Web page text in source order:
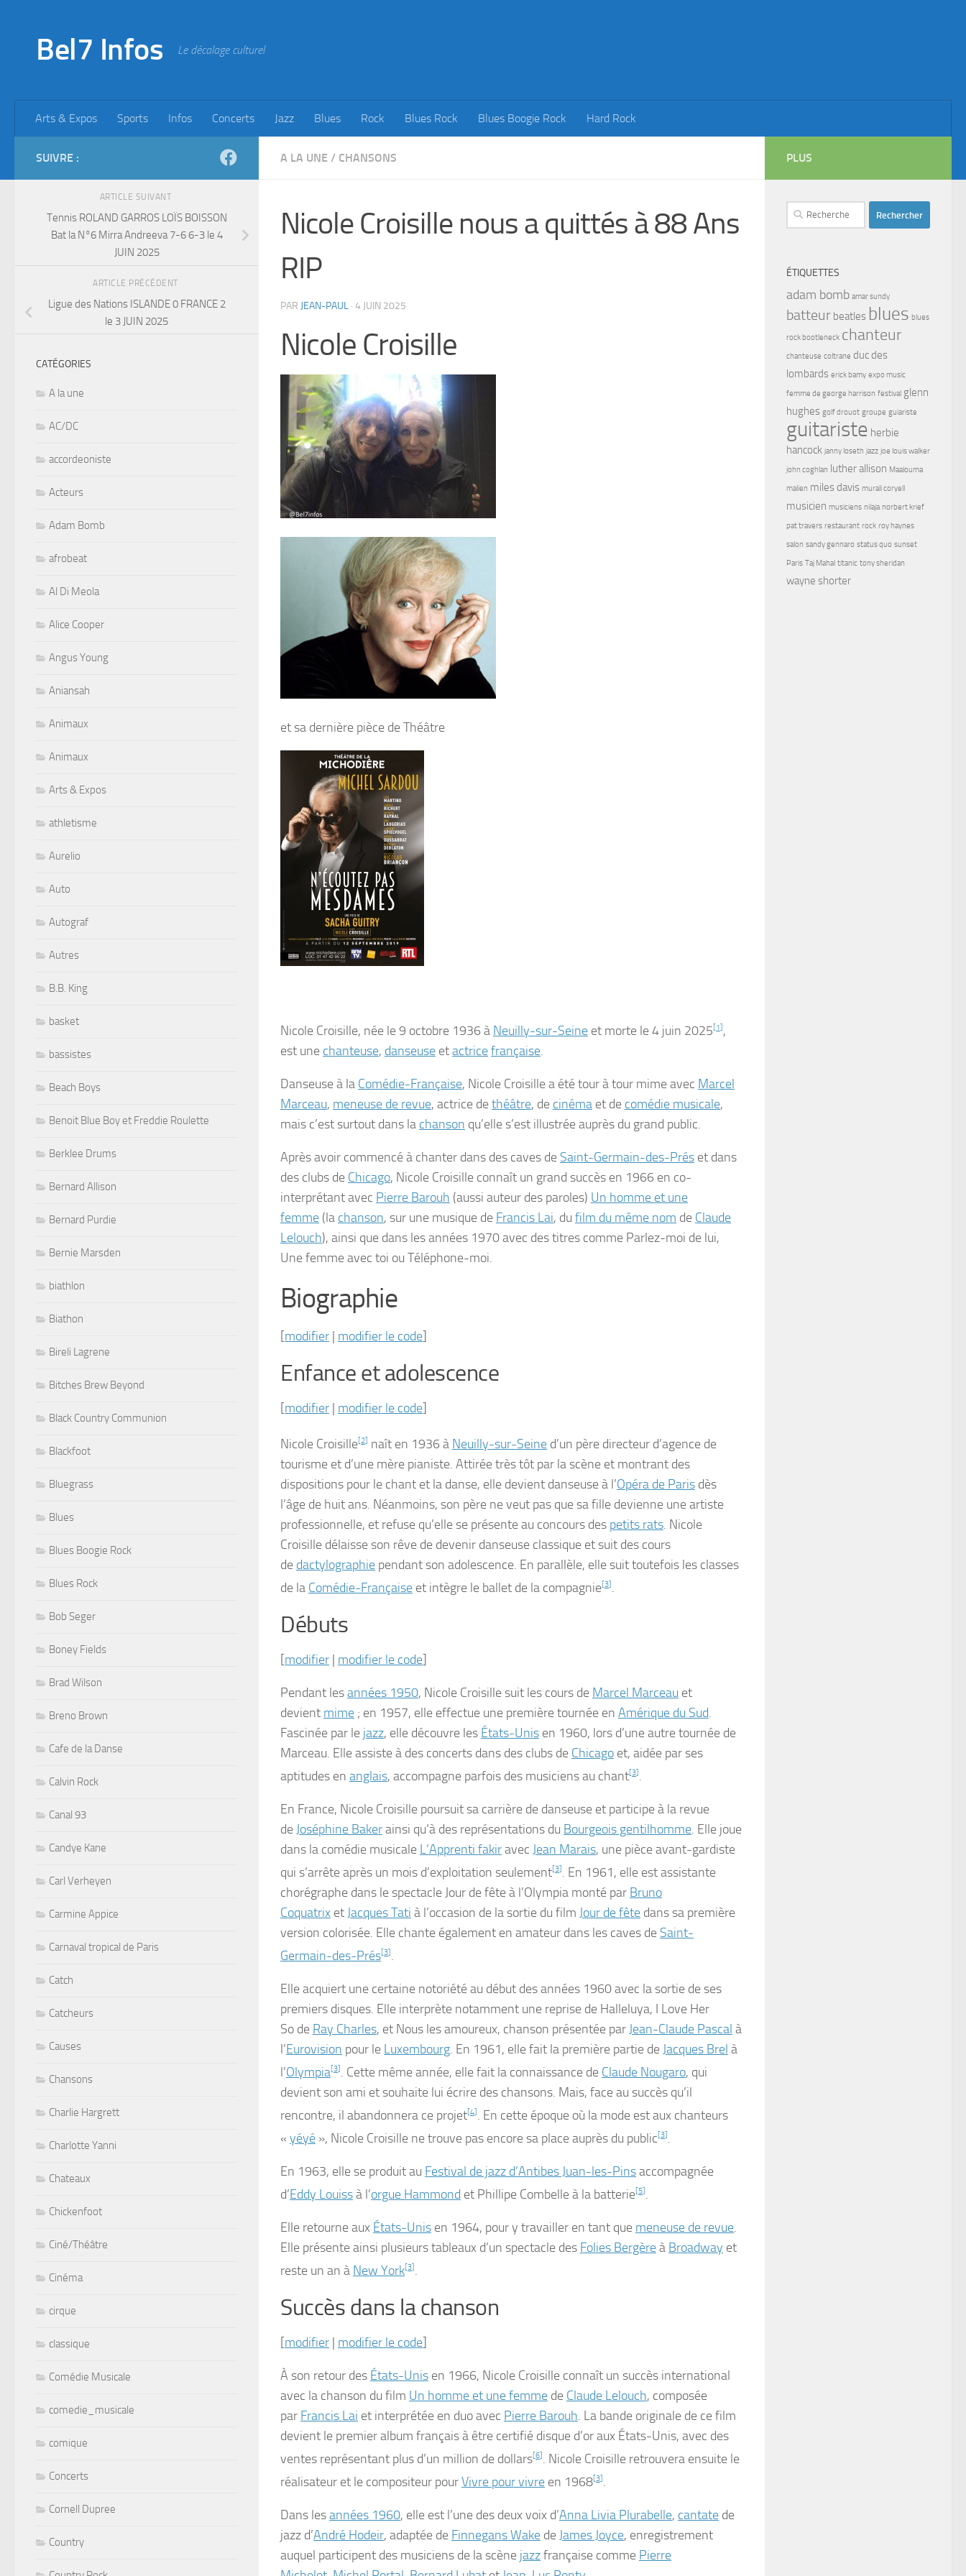
Bel7 Infos Le décalage culturel
Arts & Expos Sports Infos Concerts Jazz Blues Rock Blues Rock Blues Boogie Rock Hard Rock
A LA UNE / CHANSONS
Nicole Croisille nous a quittés à 88 Ans
RIP
PAR JEAN-PAUL · 4 JUIN 2025
Nicole Croisille
et sa dernière pièce de Théâtre
Nicole Croisille, née le9 octobre 1936à Neuilly-sur-Seine et morte le4 juin 2025[1] ,
est une chanteuse, danseuse etactricefrançaise.
Danseuse à la Comédie-Française, Nicole Croisille a été tour à tour mime avec Marcel
Marceau, meneuse de revue, actrice dethéâtre, de cinéma et de comédie musicale,
mais c’est surtout dans la chanson qu’elle s’est illustrée auprès du grand public.
Après avoir commencé à chanter dans des caves de Saint-Germain-des-Prés et dans
des clubs de Chicago, Nicole Croisille connaît un grand succès en 1966 en co-
interprétant avec Pierre Barouh (aussi auteur des paroles) Un homme et une
femme (la chanson, sur une musique de Francis Lai, du film du même nom de Claude
Lelouch), ainsi que dans les années 1970 avec des titres comme Parlez-moi de lui,
Une femme avec toi ou Téléphone-moi.
Biographie
[modifier | modifier le code]
Enfance et adolescence
[modifier | modifier le code]
Nicole Croisille[2] naît en 1936à Neuilly-sur-Seine d’un père directeur d’agence de
tourisme et d’une mère pianiste. Attirée très tôt par la scène et montrant des
dispositions pour le chant et la danse, elle devient danseuse à l’Opéra de Paris dès
l’âge de huit ans. Néanmoins, son père ne veut pas que sa fille devienne une artiste
professionnelle, et refuse qu’elle se présente au concours des petits rats. Nicole
Croisille délaisse son rêve de devenir danseuse classique et suit des cours
de dactylographie pendant son adolescence. En parallèle, elle suit toutefois les classes
de la Comédie-Française et intègre le ballet de la compagnie[3] .
Débuts
[modifier | modifier le code]
Pendant lesannées 1950, Nicole Croisille suit les cours de Marcel Marceau et
devient mime ; en 1957, elle effectue une première tournée en Amérique du Sud.
Fascinée par le jazz, elle découvre les États-Unis en 1960, lors d’une autre tournée de
Marceau. Elle assiste à des concerts dans des clubs de Chicago et, aidée par ses
aptitudes en anglais, accompagne parfois des musiciens au chant[3] .
En France, Nicole Croisille poursuit sa carrière de danseuse et participe à la revue
de Joséphine Bakerainsi qu’à des représentations du Bourgeois gentilhomme. Elle joue
dans la comédie musicale L’Apprenti fakiravec Jean Marais, une pièce avant-gardiste
qui s’arrête après un mois d’exploitation seulement[3] . En 1961, elle est assistante
chorégraphe dans le spectacle Jour de fête à l’Olympia monté par Bruno
Coquatrix et Jacques Tati à l’occasion de la sortie du film Jour de fête dans sa première
version colorisée. Elle chante également en amateur dans les caves de Saint-
Germain-des-Prés[3] .
Elle acquiert une certaine notoriété au début des années 1960 avec la sortie de ses
premiers disques. Elle interprète notamment une reprise de Halleluya, I Love Her
So de Ray Charles, et Nous les amoureux, chanson présentée par Jean-Claude Pascal à
l’Eurovision pour le Luxembourg. En 1961, elle fait la première partie de Jacques Brel à
l’Olympia[3] . Cette même année, elle fait la connaissance de Claude Nougaro, qui
devient son ami et souhaite lui écrire des chansons. Mais, face au succès qu’il
rencontre, il abandonnera ce projet[4] . En cette époque où la mode est aux chanteurs
« yéyé », Nicole Croisille ne trouve pas encore sa place auprès du public[3] .
En 1963, elle se produit au Festival de jazz d’Antibes Juan-les-Pinsaccompagnée
d’Eddy Louissà l’orgue Hammond et Phillipe Combelle à la batterie[5] .
Elle retourne aux États-Unis en 1964, pour y travailler en tant que meneuse de revue.
Elle présente ainsi plusieurs tableaux d’un spectacle des Folies Bergèreà Broadway et
reste un an à New York[3] .
Succès dans la chanson
[modifier | modifier le code]
À son retour des États-Unis en 1966, Nicole Croisille connaît un succès international
avec la chanson du film Un homme et une femme de Claude Lelouch, composée
par Francis Lai et interprétée en duo avec Pierre Barouh. La bande originale de ce film
devient le premier album français à être certifié disque d’or aux États-Unis, avec des
ventes représentant plus d’un million de dollars[6] . Nicole Croisille retrouvera ensuite le
réalisateur et le compositeur pourVivre pour vivre en 1968[3] .
Dans lesannées 1960, elle est l’une des deux voix d’Anna Livia Plurabelle, cantate de
jazz d’André Hodeir, adaptée de Finnegans Wake de James Joyce, enregistrement
auquel participent des musiciens de la scène jazzfrançaise comme Pierre
SUIVRE :
ARTICLE SUIVANT
Tennis ROLAND GARROS LOÏS BOISSON
Bat la N°6 Mirra Andreeva 7-6 6-3 le 4
JUIN 2025
ARTICLE PRÉCÉDENT
Ligue des Nations ISLANDE 0 FRANCE 2
le 3 JUIN 2025
CATÉGORIES
A la une
AC/DC
accordeoniste
Acteurs
Adam Bomb
afrobeat
Al Di Meola
Alice Cooper
Angus Young
Aniansah
Animaux
Animaux
Arts & Expos
athletisme
Aurelio
Auto
Autograf
Autres
B.B. King
basket
bassistes
Beach Boys
Benoit Blue Boy et Freddie Roulette
Berklee Drums
Bernard Allison
Bernard Purdie
Bernie Marsden
biathlon
Biathon
Bireli Lagrene
Bitches Brew Beyond
Black Country Communion
Blackfoot
Bluegrass
Blues
Blues Boogie Rock
Blues Rock
Bob Seger
Boney Fields
Brad Wilson
Breno Brown
Cafe de la Danse
Calvin Rock
Canal 93
Candye Kane
Carl Verheyen
Carmine Appice
Carnaval tropical de Paris
Catch
Catcheurs
Causes
Chansons
Charlie Hargrett
Charlotte Yanni
Chateaux
Chickenfoot
Ciné/Théâtre
Cinéma
cirque
classique
Comédie Musicale
comedie_musicale
comique
Concerts
Cornell Dupree
Country
PLUS
Rechercher :
ÉTIQUETTES
adam bomb amar sundy
batteur beatles blues blues
rock bootleneck chanteur
chanteuse coltrane duc des
lombards erick bamy expo music
femme de george harrison festival glenn
hughes golf drouot groupe guiariste
guitariste herbie
hancock janny loseth jazz joe louis walker
john coghlan luther allison Maalouma
malien miles davis murali coryell
musicien musiciens nilaja norbert krief
pat travers restaurant rock roy haynes
salon sandy gennaro status quo sunset
Paris Taj Mahal titanic tony sheridan
wayne shorter